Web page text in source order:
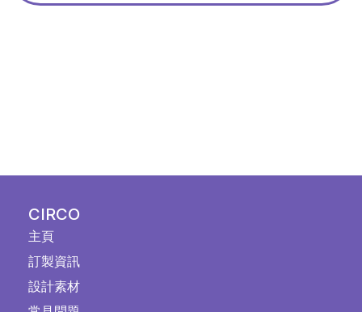
CIRCO
主頁
訂製資訊
設計素材